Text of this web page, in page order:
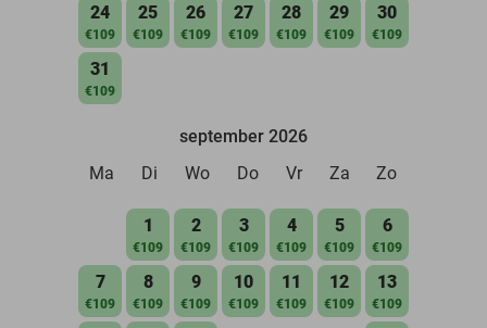
24
€109
25
€109
26
€109
27
€109
28
€109
29
€109
30
€109
31
€109
september 2026
Ma
Di Wo Do Vr Za Zo
1
€109
2
€109
3
€109
4
€109
5
€109
6
€109
7
€109
8
€109
9
€109
10
€109
11
€109
12
€109
13
€109